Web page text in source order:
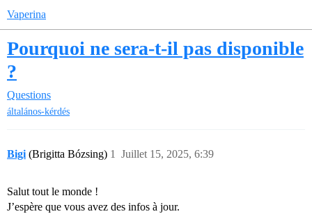
Vaperina
Pourquoi ne sera-t-il pas disponible
?
Questions
általános-kérdés
Bigi (Brigitta Bózsing) Juillet 15, 2025, 6:39
1
Salut tout le monde !
J’espère que vous avez des infos à jour.